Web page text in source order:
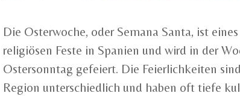
Die Osterwoche, oder Semana Santa, ist
religiösen Feste in Spanien und wird in der
Ostersonntag gefeiert. Die Feierlichkeiten
Region unterschiedlich und haben oft tiefe